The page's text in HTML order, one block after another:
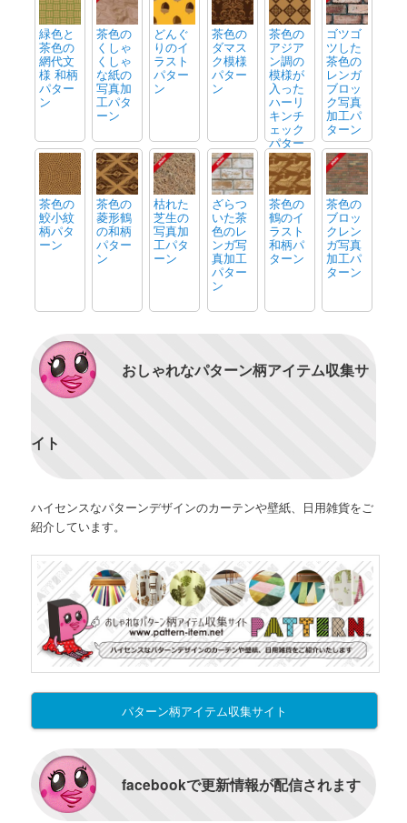
緑色と
茶色の
網代文
様 和柄
パター
ン
茶色の
くしゃ
くしゃ
な紙の
写真加
工パタ
ーン
どんぐ
りのイ
ラスト
パター
ン
茶色の
ダマス
ク模様
パター
ン
茶色の
アジア
ン調の
模様が
入った
ハーリ
キンチ
ェック
パター
ン
ゴツゴ
ツした
茶色の
レンガ
ブロッ
ク写真
加工パ
ターン
茶色の
鮫小紋
柄パタ
ーン
茶色の
菱形鶴
の和柄
パター
ン
枯れた
芝生の
写真加
工パタ
ーン
ざらつ
いた茶
色のレ
ンガ写
真加工
パター
ン
茶色の
鶴のイ
ラスト
和柄パ
ターン
茶色の
ブロッ
クレン
ガ写真
加工パ
ターン
おしゃれなパターン柄アイテム収集サ
イト
ハイセンスなパターンデザインのカーテンや壁紙、日用雑貨をご
紹介しています。
パターン柄アイテム収集サイト
facebookで更新情報が配信されます